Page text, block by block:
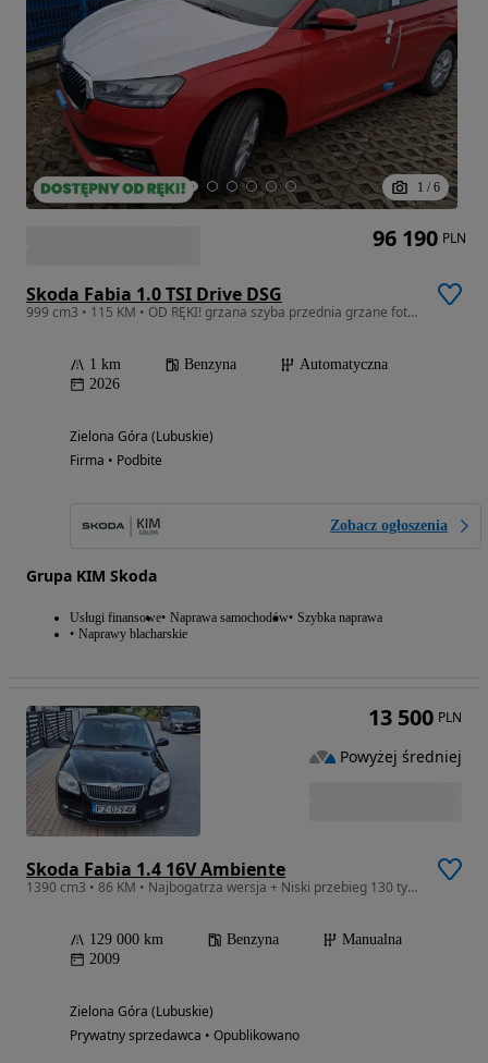
1 / 6
Skoda Fabia 1.0 TSI Drive DSG
999 cm3 • 115 KM • OD RĘKI! grzana szyba przednia grzane fotele kamera cofania tempomat
1 km Benzyna
Automatyczna
2026
Zielona Góra (Lubuskie)
Firma • Podbite
Zobacz ogłoszenia
Grupa KIM Skoda
Usługi finansowe Naprawa samochodów Szybka naprawa
Naprawy blacharskie
96 190 PLN
Skoda Fabia 1.4 16V Ambiente
1390 cm3 • 86 KM • Najbogatrza wersja + Niski przebieg 130 tyś. km
129 000 km Benzyna
Manualna
2009
Zielona Góra (Lubuskie)
Prywatny sprzedawca • Opublikowano
13 500 PLN
Powyżej średniej